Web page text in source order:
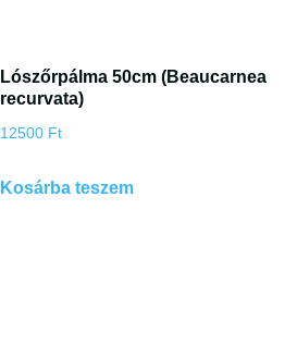
Lószőrpálma 50cm (Beaucarnea
recurvata)
12500 Ft
Kosárba teszem